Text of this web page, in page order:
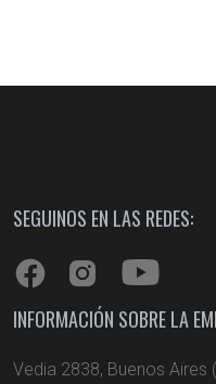
SEGUINOS EN LAS REDES:
INFORMACIÓN SOBRE LA
Vedia 2838, Buenos Aires